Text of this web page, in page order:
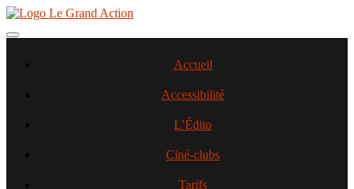
Aller
contenu
Toggle navigation
Accueil
Accessibilité
L’Édito
Ciné-clubs
Tarifs